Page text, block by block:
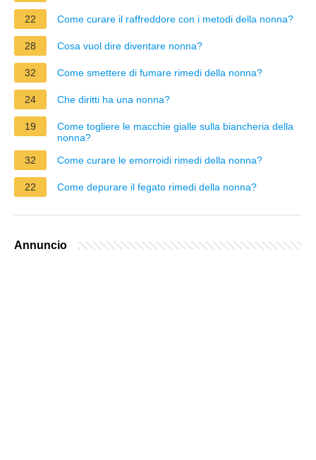
22 Come curare il raffreddore con i metodi della nonna?
28 Cosa vuol dire diventare nonna?
32 Come smettere di fumare rimedi della nonna?
24 Che diritti ha una nonna?
19
Come togliere le macchie gialle sulla biancheria della
nonna?
32
Come curare le emorroidi rimedi della nonna?
22 Come depurare il fegato rimedi della nonna?
Annuncio